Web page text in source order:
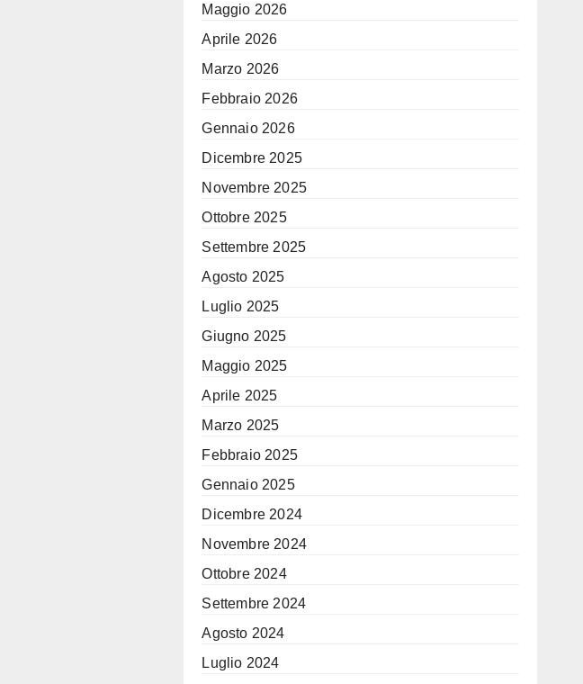
Maggio 2026
Aprile 2026
Marzo 2026
Febbraio 2026
Gennaio 2026
Dicembre 2025
Novembre 2025
Ottobre 2025
Settembre 2025
Agosto 2025
Luglio 2025
Giugno 2025
Maggio 2025
Aprile 2025
Marzo 2025
Febbraio 2025
Gennaio 2025
Dicembre 2024
Novembre 2024
Ottobre 2024
Settembre 2024
Agosto 2024
Luglio 2024